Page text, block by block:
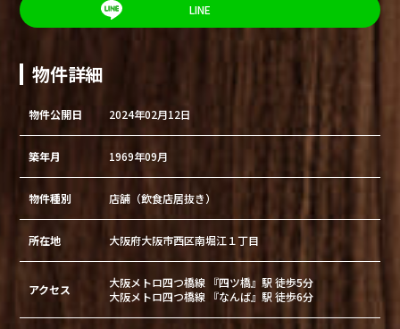
LINE
物件詳細
物件公開日 2024年02月12日
築年月 1969年09月
物件種別 店舗（飲食店居抜き）
所在地 大阪府大阪市西区南堀江１丁目
アクセス
大阪メトロ四つ橋線 『四ツ橋』駅 徒歩5分
大阪メトロ四つ橋線 『なんば』駅 徒歩6分